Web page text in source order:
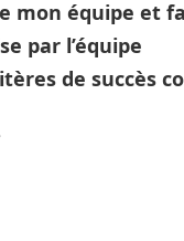
mon équipe et
par l’équipe
de succès